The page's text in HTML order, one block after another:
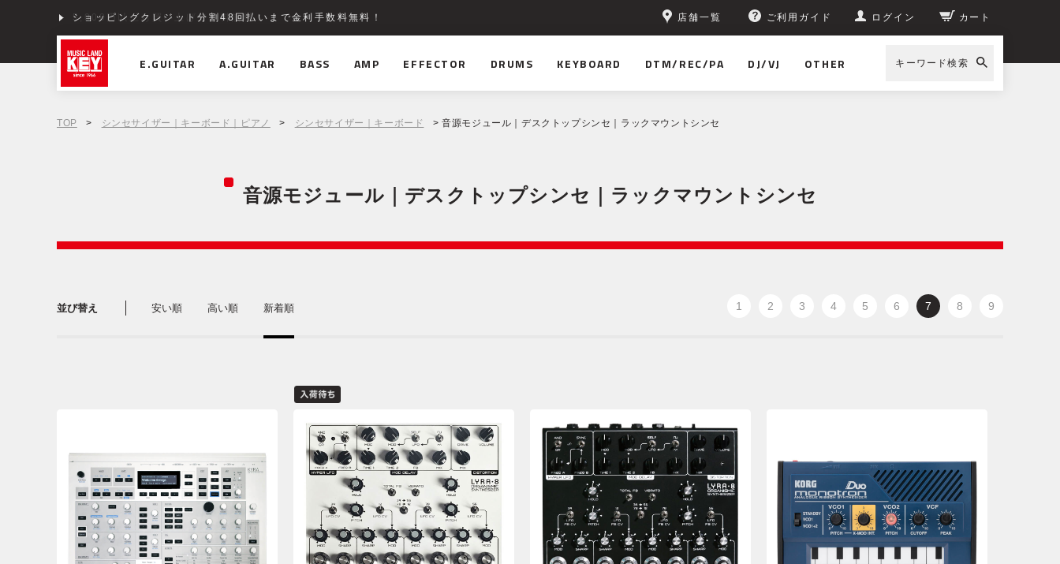
ショッピングクレジット分割48回払いまで金利手数料無料！ 店舗一覧 ご利用ガイド ログイン カート
E.GUITAR A.GUITAR BASS AMP EFFECTOR DRUMS KEYBOARD DTM/REC/PA DJ/VJ OTHER キーワード検索
TOP > シンセサイザー｜キーボード｜ピアノ > シンセサイザー｜キーボード > 音源モジュール｜デスクトップシンセ｜ラックマウントシンセ
音源モジュール｜デスクトップシンセ｜ラックマウントシンセ
並び替え 安い順 高い順 新着順 1 2 3 4 5 6 7 8 9